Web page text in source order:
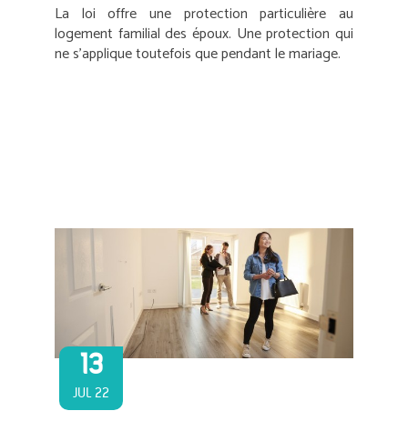
La loi offre une protection particulière au
logement familial des époux. Une protection qui
ne s’applique toutefois que pendant le mariage.
13
JUL 22